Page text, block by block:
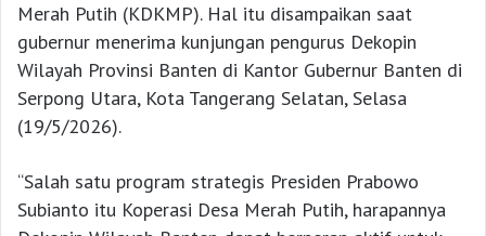
Merah Putih (KDKMP). Hal itu disampaikan saat
gubernur menerima kunjungan pengurus Dekopin
Wilayah Provinsi Banten di Kantor Gubernur Banten di
Serpong Utara, Kota Tangerang Selatan, Selasa
(19/5/2026).
“Salah satu program strategis Presiden Prabowo
Subianto itu Koperasi Desa Merah Putih, harapannya